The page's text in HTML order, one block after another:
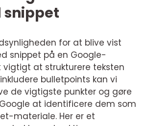
for at blive vist
snippet på en Google-
vigtigt at strukturere teksten
bulletpoints kan vi
de vigtigste punkter og gøre
at identificere dem som
materiale. Her er et